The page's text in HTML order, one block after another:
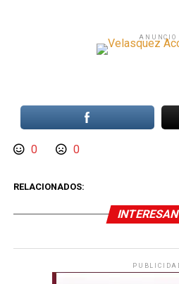
ANUNCIO
0 0
RELACIONADOS: